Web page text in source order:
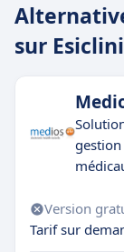
sur
gestion
Version
Tarif sur